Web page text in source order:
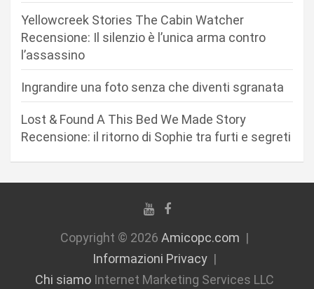
Yellowcreek Stories The Cabin Watcher
Recensione: Il silenzio è l’unica arma contro
l’assassino
Ingrandire una foto senza che diventi sgranata
Lost & Found A This Bed We Made Story
Recensione: il ritorno di Sophie tra furti e segreti
Copyright © 2026 Amicopc.com
Informazioni Privacy
Chi siamoInternet Marketing Services LLC